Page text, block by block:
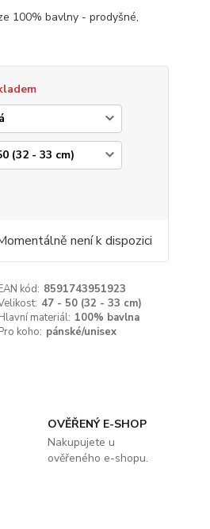
100% bavlny - prodyšné,
není k dispozici
kód: 8591743951923
47 - 50 (32 - 33 cm)
materiál: 100% bavlna
koho: pánské/unisex
OVĚŘENÝ E-SHOP
Nakupujete u
ověřeného e-shopu.